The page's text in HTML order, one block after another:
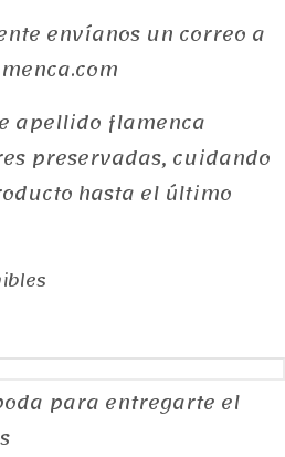
envíanos un correo a
apellido flamenca
preservadas, cuidando
hasta el último
para entregarte el